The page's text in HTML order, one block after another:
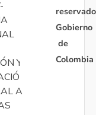
Y
A
Gobierno
de
Colombia